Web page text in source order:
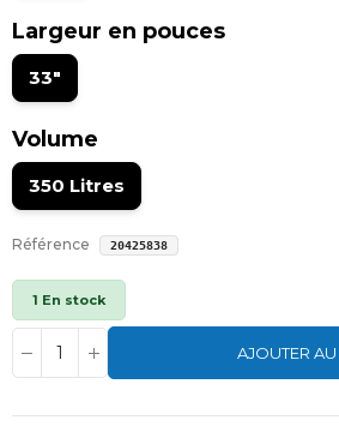
Largeur en pouces
33"
Volume
350 Litres
Référence 20425838
1 En stock
AJOUTER AU